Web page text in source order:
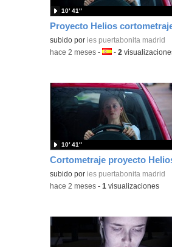
Proyecto Helios
Contenido educativo.
subido pories puertabonita madrid
10′ 41″
-hace 2 meses -Idioma:
-2
Cortometraje proyecto
Contenido educativo.
subido pories puertabonita madrid
10′ 41″
-hace 2 meses -1 visualizaciones